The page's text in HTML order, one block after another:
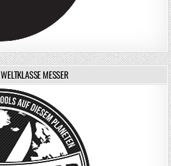
WELTKLASSE MESSER